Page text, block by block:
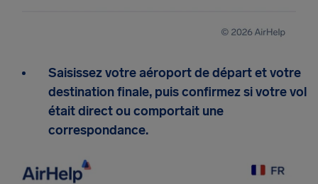
Saisissez votre aéroport de départ et votre
destination finale, puis confirmez si votre vol
était direct ou comportait une
correspondance.